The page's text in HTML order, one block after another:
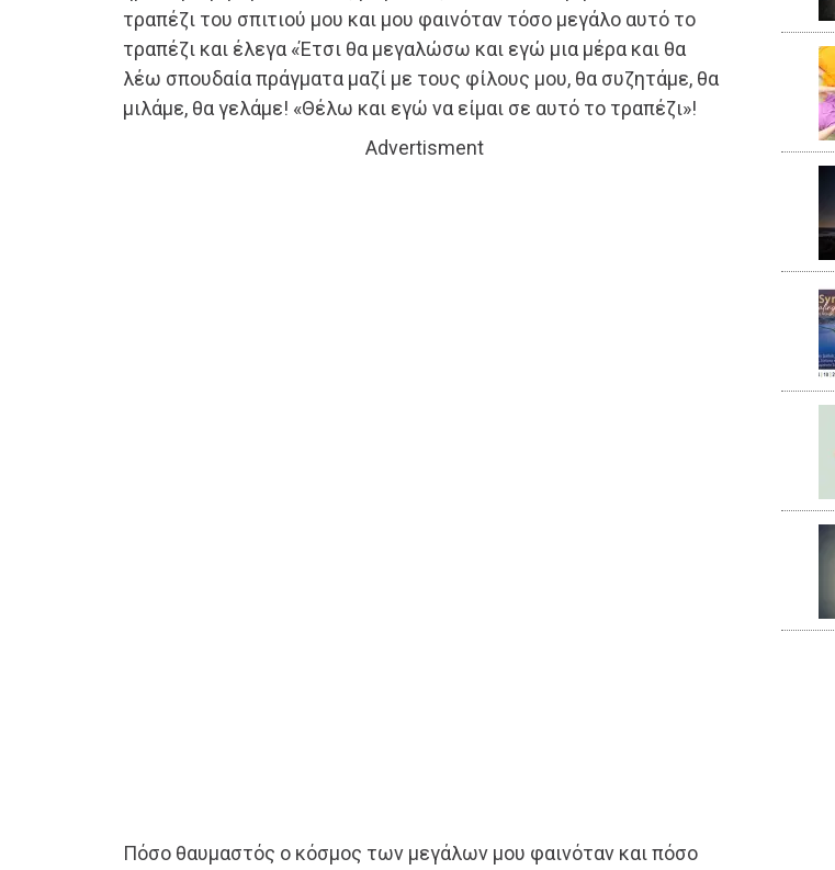
τραπέζι του σπιτιού μου και μου φαινόταν τόσο μεγάλο αυτό το
τραπέζι και έλεγα «Έτσι θα μεγαλώσω και εγώ μια μέρα και θα
λέω σπουδαία πράγματα μαζί με τους φίλους μου, θα συζητάμε, θα
μιλάμε, θα γελάμε! «Θέλω και εγώ να είμαι σε αυτό το τραπέζι»!
Advertisment
Πόσο θαυμαστός ο κόσμος των μεγάλων μου φαινόταν και πόσο